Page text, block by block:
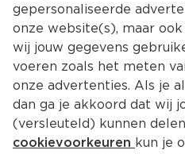
De lekkerste
Tijm herken je aan de
Het kruid komt
gepersonaliseerde
onze website(s), maar
wij jouw gegevens
voeren zoals het meten
onze advertenties. Als je
dan ga je akkoord dat wij
(versleuteld) kunnen
cookievoorkeuren kun je